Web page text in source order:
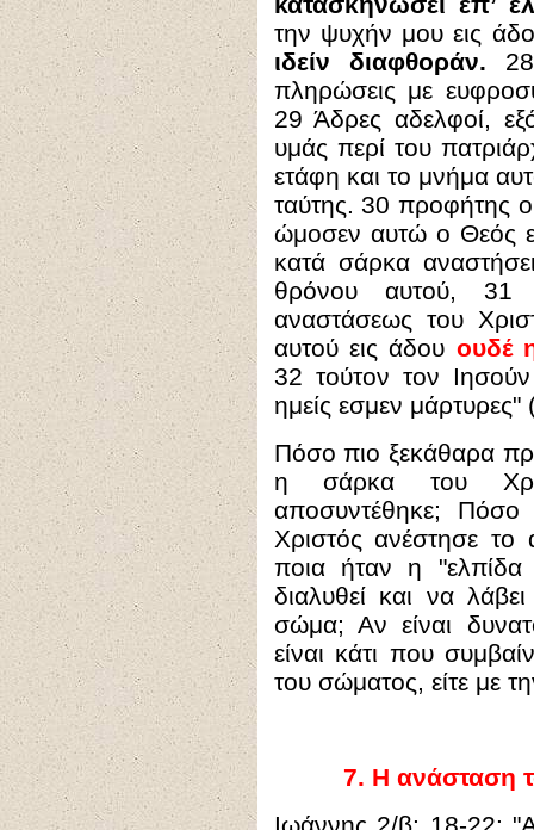
την ψυχήν μου εις
ιδείν διαφθοράν.
πληρώσεις με
29 Άδρες αδελφοί,
υμάς περί του
ετάφη και το μνήμα
ταύτης. 30 προφήτης
ώμοσεν αυτώ ο Θεός
κατά σάρκα
θρόνου αυτού, 31
αναστάσεως του
αυτού εις άδου ουδέ
32 τούτον τον
ημείς εσμεν μάρτυρες"
Πόσο πιο ξεκάθαρα
η σάρκα του
αποσυντέθηκε;
Χριστός ανέστησε
ποια ήταν η
διαλυθεί και να
σώμα; Αν είναι
είναι κάτι που
του σώματος, είτε με
7. Η ανάσταση